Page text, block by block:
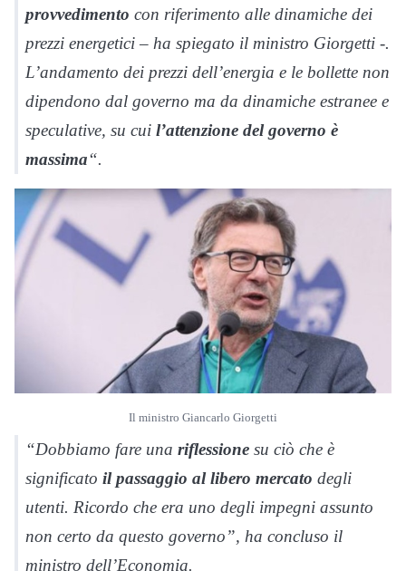
provvedimento con riferimento alle dinamiche dei
prezzi energetici – ha spiegato il ministro Giorgetti -.
L’andamento dei prezzi dell’energia e le bollette non
dipendono dal governo ma da dinamiche estranee e
speculative, su cui l’attenzione del governo è
massima“.
Il ministro Giancarlo Giorgetti
“Dobbiamo fare una riflessione su ciò che è
significato il passaggio al libero mercato degli
utenti. Ricordo che era uno degli impegni assunto
non certo da questo governo”, ha concluso il
ministro dell’Economia.